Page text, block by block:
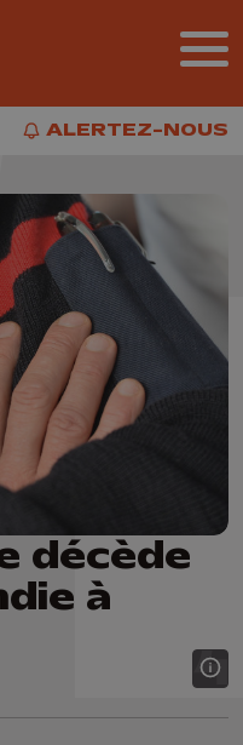
ALERTEZ-NOUS
ALERTEZ-NOUS
décède
à